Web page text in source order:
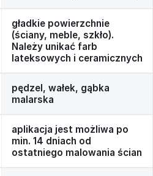
gładkie powierzchnie
(ściany, meble, szkło).
Należy unikać farb
lateksowych i ceramicznych
pędzel, wałek, gąbka
malarska
aplikacja jest możliwa po
min. 14 dniach od
ostatniego malowania ścian